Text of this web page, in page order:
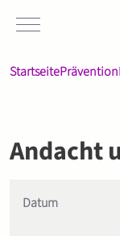
Mobile Menu
StartseitePrävention
Andacht
Datum